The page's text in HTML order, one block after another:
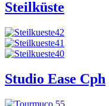
Steilküste
Studio Ease Cph